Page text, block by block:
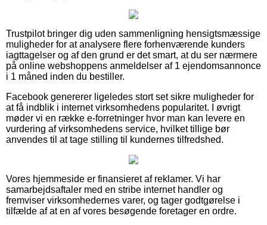
Trustpilot bringer dig uden sammenligning hensigtsmæssige
muligheder for at analysere flere forhenværende kunders
iagttagelser og af den grund er det smart, at du ser nærmere
på online webshoppens anmeldelser af 1 ejendomsannonce
i 1 måned inden du bestiller.
Facebook genererer ligeledes stort set sikre muligheder for
at få indblik i internet virksomhedens popularitet. I øvrigt
møder vi en række e-forretninger hvor man kan levere en
vurdering af virksomhedens service, hvilket tillige bør
anvendes til at tage stilling til kundernes tilfredshed.
Vores hjemmeside er finansieret af reklamer. Vi har
samarbejdsaftaler med en stribe internet handler og
fremviser virksomhedernes varer, og tager godtgørelse i
tilfælde af at en af vores besøgende foretager en ordre.